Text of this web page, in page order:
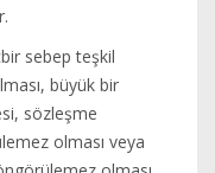
sebep teşkil
büyük bir
sözleşme
olması veya